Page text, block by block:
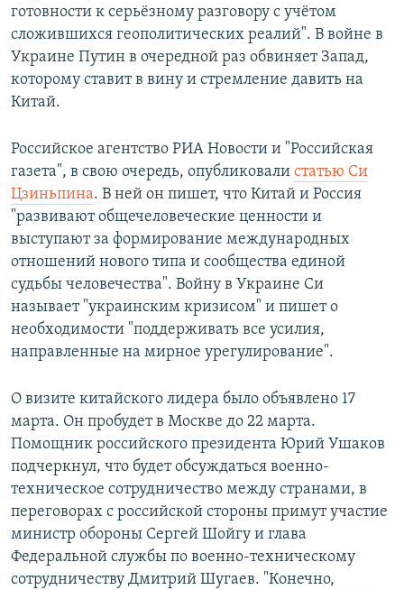
готовности к серьёзному разговору с учётом
сложившихся геополитических реалий". В войне в
Украине Путин в очередной раз обвиняет Запад,
которому ставит в вину и стремление давить на
Китай.
Российское агентство РИА Новости и "Российская
газета", в свою очередь, опубликовали статью Си
Цзиньпина. В ней он пишет, что Китай и Россия
"развивают общечеловеческие ценности и
выступают за формирование международных
отношений нового типа и сообщества единой
судьбы человечества". Войну в Украине Си
называет "украинским кризисом" и пишет о
необходимости "поддерживать все усилия,
направленные на мирное урегулирование".
О визите китайского лидера было объявлено 17
марта. Он пробудет в Москве до 22 марта.
Помощник российского президента Юрий Ушаков
подчеркнул, что будет обсуждаться военно-
техническое сотрудничество между странами, в
переговорах с российской стороны примут участие
министр обороны Сергей Шойгу и глава
Федеральной службы по военно-техническому
сотрудничеству Дмитрий Шугаев. "Конечно,